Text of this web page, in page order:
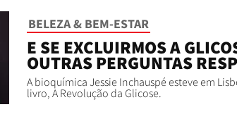
BELEZA & BEM-ESTAR
E SE EXCLUIRMOS A
OUTRAS PERGUNTAS
A bioquímica Jessie Inchauspé esteve em
livro, A Revolução da Glicose.